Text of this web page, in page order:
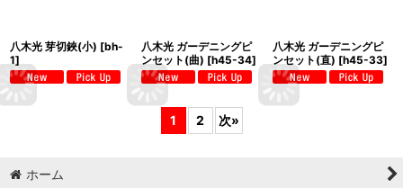
八木光 芽切鋏(小) [bh-
1]
八木光 ガーデニングピ
ンセット(曲) [h45-34]
八木光 ガーデニングピ
ンセット(直) [h45-33]
1 2 次»
ホーム